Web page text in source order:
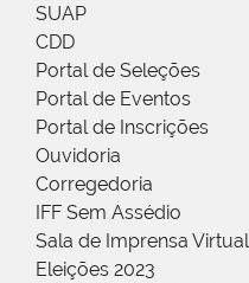
SUAP
CDD
Portal de Seleções
Portal de Eventos
Portal de Inscrições
Ouvidoria
Corregedoria
IFF Sem Assédio
Sala de Imprensa Virtual
Eleições 2023